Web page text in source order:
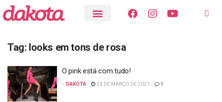
Tag: looks em tons de rosa
O pink está com tudo!
-- DAKOTA 23 DE MARÇO DE 2021 0